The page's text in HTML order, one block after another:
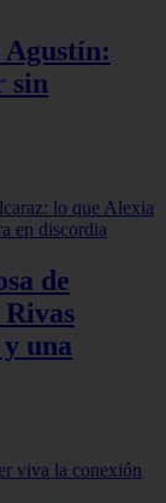
Agustín:
sin
de
una